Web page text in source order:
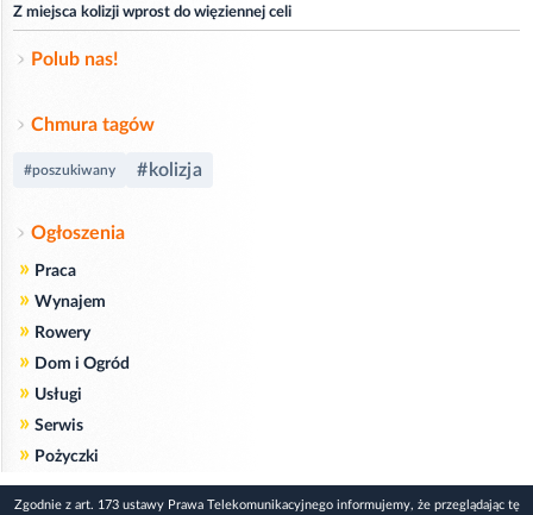
Z miejsca kolizji wprost do więziennej celi
Polub nas!
Chmura tagów
#poszukiwany #kolizja
Ogłoszenia
» Praca
» Wynajem
» Rowery
» Dom i Ogród
» Usługi
» Serwis
» Pożyczki
Zgodnie z art. 173 ustawy Prawa Telekomunikacyjnego informujemy, że przeglądając tę